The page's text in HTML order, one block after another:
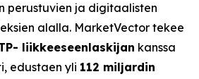
perustuvien ja digitaalisten
alalla. MarketVector tekee
liikkeeseenlaskijan kanssa
edustaen yli 112 miljardin